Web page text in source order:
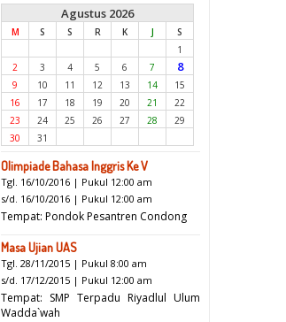
Agustus 2026
M S S R K J
S
1
2
3 4 5 6 7 8
9 10 11 12 13 14
15
16
17 18 19 20 21
22
23
24 25 26 27 28
29
30
31
Olimpiade Bahasa Inggris Ke V
Tgl. 16/10/2016 | Pukul 12:00 am
s/d. 16/10/2016 | Pukul 12:00 am
Tempat: Pondok Pesantren Condong
Masa Ujian UAS
Tgl. 28/11/2015 | Pukul 8:00 am
s/d. 17/12/2015 | Pukul 12:00 am
Tempat: SMP Terpadu Riyadlul Ulum
Wadda`wah